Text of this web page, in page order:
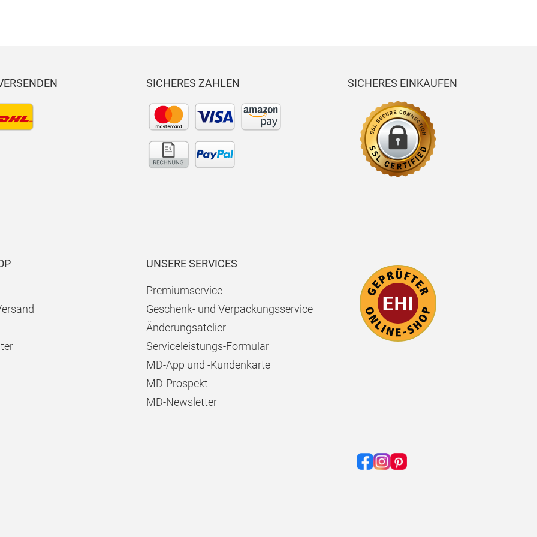
SICHERES ZAHLEN SICHERES EINKAUFEN
UNSERE SERVICES
Premiumservice
Geschenk- und Verpackungsservice
Änderungsatelier
Serviceleistungs-Formular
MD-App und -Kundenkarte
MD-Prospekt
MD-Newsletter